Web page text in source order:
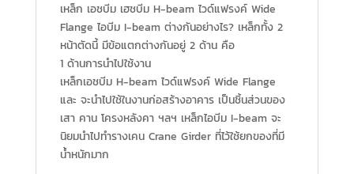
เหล็ก เอชบีม เฮชบีม H-beam ไวด์แฟรงค์ Wide
Flange ไอบีม I-beam ต่างกันอย่างไร? เหล็กทั้ง 2
หน้าตัดนี้ มีข้อแตกต่างกันอยู่ 2 ด้าน คือ
1 ด้านการนำไปใช้งาน
เหล็กเอชบีม H-beam ไวด์แฟรงค์ Wide Flange
และ จะนำไปใช้ในงานก่อสร้างอาคาร เป็นชิ้นส่วนของ
เสา คาน โครงหลังคา ฯลฯ เหล็กไอบีม I-beam จะ
นิยมนำไปทำรางเคน Crane Girder ที่ไว้ใช้ยกของที่มี
น้ำหนักมาก